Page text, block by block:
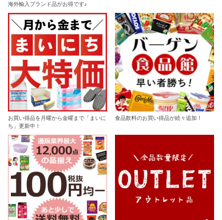
海外輸入ブランド品がお得です♪
お買い得品を月曜から金曜まで「まいに
ち」更新中！
食品飲料のお買い得品が続々追加！